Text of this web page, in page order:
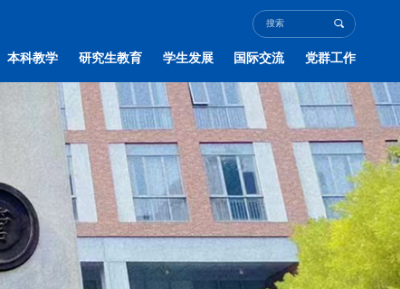
本科教学 研究生教育 学生发展 国际交流 党群工作